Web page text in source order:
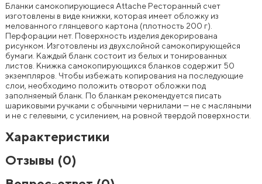
Бланки самокопирующиеся Attache Ресторанный счет
изготовлены в виде книжки, которая имеет обложку из
мелованного глянцевого картона (плотность 200 г).
Перфорации нет. Поверхность изделия декорирована
рисунком. Изготовлены из двухслойной самокопирующейся
бумаги. Каждый бланк состоит из белых и тонированных
листов. Книжка самокопирующихся бланков содержит 50
экземпляров. Чтобы избежать копирования на последующие
слои, необходимо положить отворот обложки под
заполняемый бланк. По бланкам рекомендуется писать
шариковыми ручками с обычными чернилами — не с масляными
и не с гелевыми, с усилением, на ровной твердой поверхности.
Характеристики
Отзывы (0)